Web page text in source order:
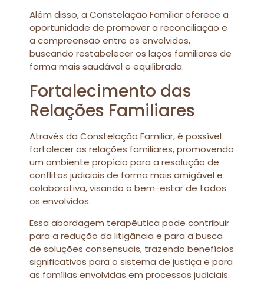
Além disso, a Constelação Familiar oferece a
oportunidade de promover a reconciliação e
a compreensão entre os envolvidos,
buscando restabelecer os laços familiares de
forma mais saudável e equilibrada.
Fortalecimento das
Relações Familiares
Através da Constelação Familiar, é possível
fortalecer as relações familiares, promovendo
um ambiente propício para a resolução de
conflitos judiciais de forma mais amigável e
colaborativa, visando o bem-estar de todos
os envolvidos.
Essa abordagem terapêutica pode contribuir
para a redução da litigância e para a busca
de soluções consensuais, trazendo benefícios
significativos para o sistema de justiça e para
as famílias envolvidas em processos judiciais.